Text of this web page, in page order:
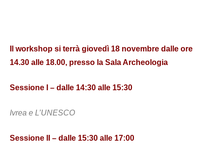
Il workshop si terrà giovedì 18 novembre dalle ore
14.30 alle 18.00, presso la Sala Archeologia
Sessione I – dalle 14:30 alle 15:30
Ivrea e L’UNESCO
Sessione II – dalle 15:30 alle 17:00